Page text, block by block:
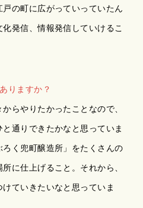
の町に広がっていっていたん
発信、情報発信していけるこ
りますか？
らやりたかったことなので、
通りできたかなと思っていま
く兜町醸造所」をたくさんの
に仕上げること。それから、
ていきたいなと思っていま